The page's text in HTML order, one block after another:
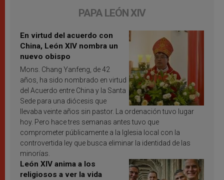
PAPA LEÓN XIV
En virtud del acuerdo con
China, León XIV nombra un
nuevo obispo
Mons. Chang Yanfeng, de 42
años, ha sido nombrado en virtud
del Acuerdo entre China y la Santa
Sede para una diócesis que
llevaba veinte años sin pastor. La ordenación tuvo lugar
hoy. Pero hace tres semanas antes tuvo que
comprometer públicamente a la Iglesia local con la
controvertida ley que busca eliminar la identidad de las
minorías.
León XIV anima a los
religiosos a ver la vida